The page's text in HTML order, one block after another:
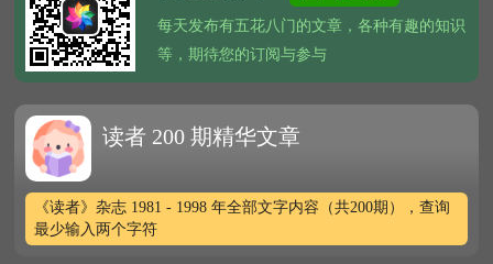
每天发布有五花八门的文章，各种有趣的知识
等，期待您的订阅与参与
读者 200 期精华文章
《读者》杂志 1981 - 1998 年全部文字内容（共200期），查询
最少输入两个字符